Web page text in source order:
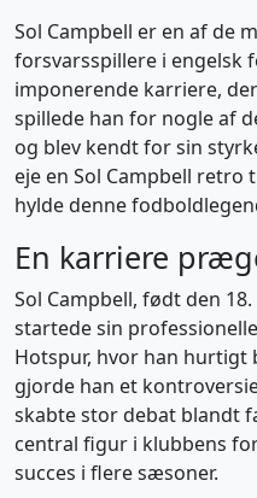
Sol Campbell er en af de
forsvarsspillere i engelsk
imponerende karriere,
spillede han for nogle af
og blev kendt for sin
eje en Sol Campbell
hylde denne
En karriere
Sol Campbell, født den
startede sin
Hotspur, hvor han hurtigt
gjorde han et
skabte stor debat blandt
central figur i klubbens
succes i flere sæsoner.